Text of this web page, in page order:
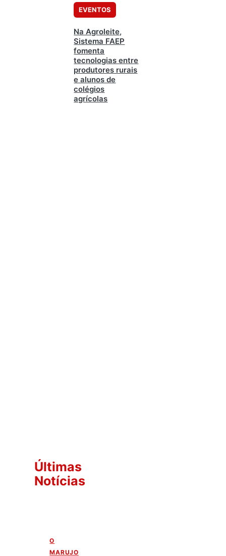
EVENTOS
Na Agroleite,
Sistema FAEP
fomenta
tecnologias entre
produtores rurais
e alunos de
colégios
agrícolas
Últimas
Notícias
O
MARUJO